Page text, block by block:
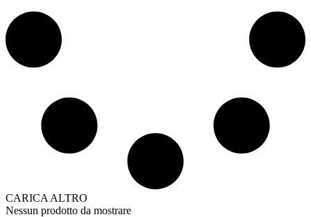
CARICA ALTRO
Nessun prodotto da mostrare